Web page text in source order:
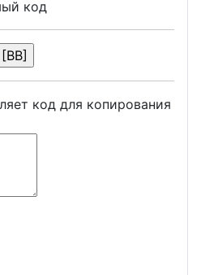
код
код для копирования